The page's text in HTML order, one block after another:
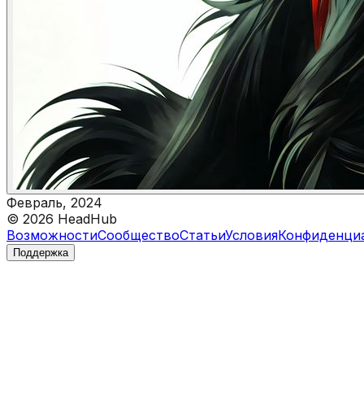
Февраль, 2024
© 2026 HeadHub
ВозможностиСообществоСтатьиУсловия
Поддержка